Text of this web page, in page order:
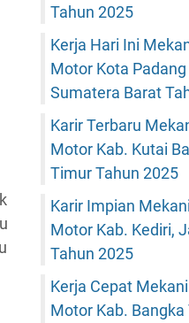
Tahun 2025
Kerja Hari Ini
Motor Kota
Sumatera Barat
Karir Terbaru
Motor Kab. Kutai
Timur Tahun 2025
Karir Impian
Motor Kab. Kediri,
Tahun 2025
Kerja Cepat
Motor Kab. Bangka